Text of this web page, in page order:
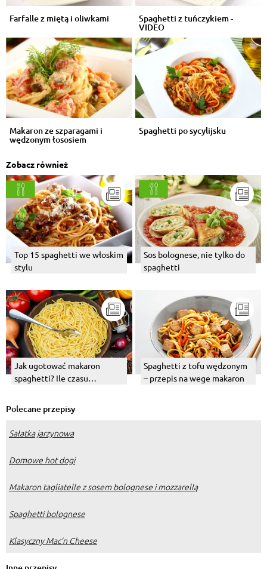
Farfalle z miętą i oliwkami Spaghetti z tuńczykiem -
VIDEO
Makaron ze szparagami i
wędzonym łososiem
Spaghetti po sycylijsku
Zobacz również
Top 15 spaghetti we włoskim
stylu
Sos bolognese, nie tylko do
spaghetti
Jak ugotować makaron
spaghetti? Ile czasu
Spaghetti z tofu wędzonym
– przepis na wege makaron
Polecane przepisy
Sałatka jarzynowa
Domowe hot dogi
Makaron tagliatelle z sosem bolognese i mozzarellą
Spaghetti bolognese
Klasyczny Mac’n Cheese